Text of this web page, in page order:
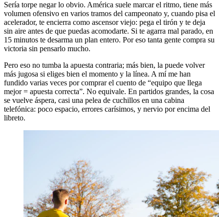
Sería torpe negar lo obvio. América suele marcar el ritmo, tiene más
volumen ofensivo en varios tramos del campeonato y, cuando pisa el
acelerador, te encierra como ascensor viejo: pega el tirón y te deja
sin aire antes de que puedas acomodarte. Si te agarra mal parado, en
15 minutos te desarma un plan entero. Por eso tanta gente compra su
victoria sin pensarlo mucho.
Pero eso no tumba la apuesta contraria; más bien, la puede volver
más jugosa si eliges bien el momento y la línea. A mí me han
fundido varias veces por comprar el cuento de “equipo que llega
mejor = apuesta correcta”. No equivale. En partidos grandes, la cosa
se vuelve áspera, casi una pelea de cuchillos en una cabina
telefónica: poco espacio, errores carísimos, y nervio por encima del
libreto.